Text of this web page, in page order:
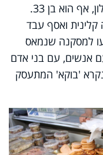
אסף סלנט, בן 33, שותפו של מוני כחלון, אף הוא בן 33.
קלינית ואסף עבד
למסקנה שנמאס
אנשים, עם בני אדם
'בוקא' המתעסק